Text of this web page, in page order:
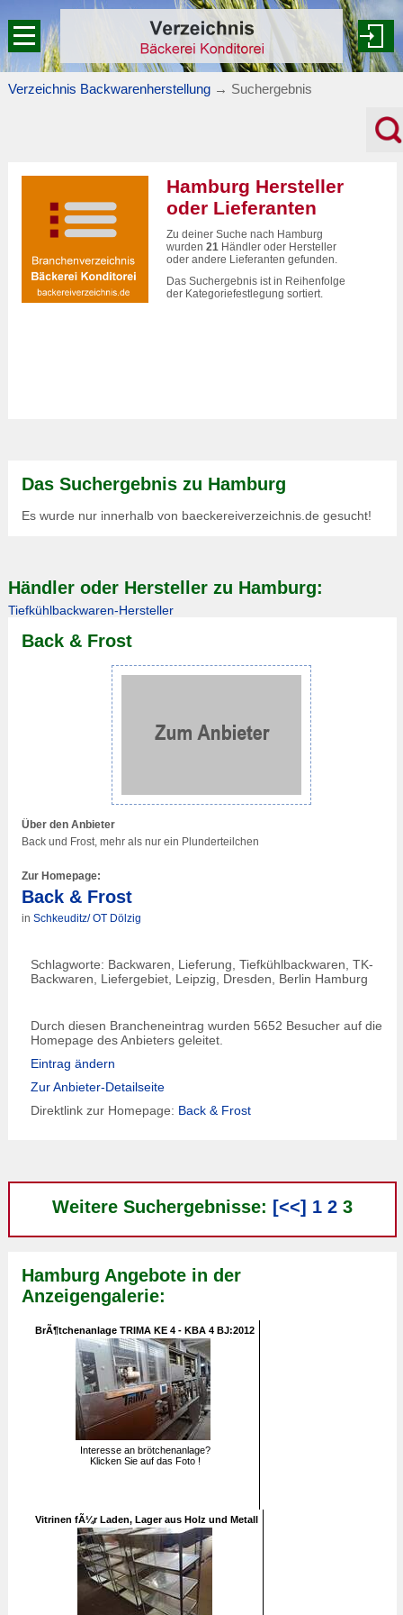
Verzeichnis Backwarenherstellung → Suchergebnis
Hamburg Hersteller
oder Lieferanten
Zu deiner Suche nach Hamburg
wurden 21Händler oder Hersteller
oder andere Lieferanten gefunden.
Das Suchergebnis ist in Reihenfolge
der Kategoriefestlegung sortiert.
Das Suchergebnis zu Hamburg
Es wurde nur innerhalb von baeckereiverzeichnis.de gesucht!
Händler oder Hersteller zu Hamburg:
Tiefkühlbackwaren-Hersteller
Back & Frost
Über den Anbieter
Back und Frost, mehr als nur ein Plunderteilchen
Zur Homepage:
Back & Frost
in Schkeuditz/ OT Dölzig
Schlagworte: Backwaren, Lieferung, Tiefkühlbackwaren, TK-
Backwaren, Liefergebiet, Leipzig, Dresden, Berlin Hamburg
Durch diesen Brancheneintrag wurden 5652 Besucher auf die
Homepage des Anbieters geleitet.
Eintrag ändern
Zur Anbieter-Detailseite
Direktlink zur Homepage: Back & Frost
Weitere Suchergebnisse: [<<] 1 2 3
Hamburg Angebote in der
Anzeigengalerie:
BrÃ¶tchenanlage TRIMA KE 4 - KBA 4 BJ:2012
Interesse an brötchenanlage?
Klicken Sie auf das Foto !
Vitrinen fÃ¼r Laden, Lager aus Holz und Metall